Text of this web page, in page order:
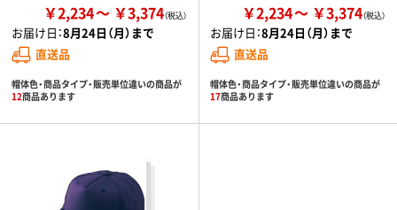
￥2,234 ￥3,374
お届け日：8月24日（月）まで
直送品
帽体色・商品タイプ・販売単位違いの商品が
12商品あります
￥2,234 ￥3,374
お届け日：8月24日（月）まで
直送品
帽体色・商品タイプ・販売単位違いの商品が
17商品あります